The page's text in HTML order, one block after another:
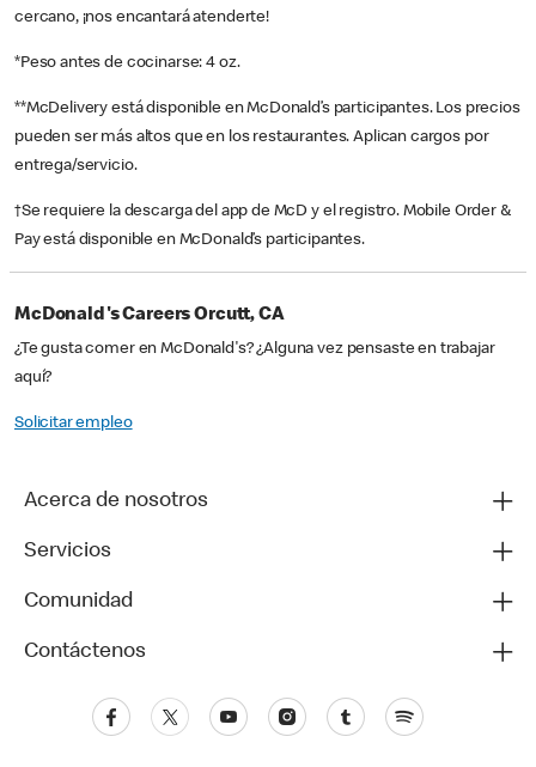
cercano, ¡nos encantará atenderte!
*Peso antes de cocinarse: 4 oz.
**McDelivery está disponible en McDonald’s participantes. Los precios
pueden ser más altos que en los restaurantes. Aplican cargos por
entrega/servicio.
†Se requiere la descarga del app de McD y el registro. Mobile Order &
Pay está disponible en McDonald’s participantes.
McDonald's Careers Orcutt, CA
¿Te gusta comer en McDonald's? ¿Alguna vez pensaste en trabajar
aquí?
Solicitar empleo
Acerca de nosotros
Servicios
Comunidad
Contáctenos